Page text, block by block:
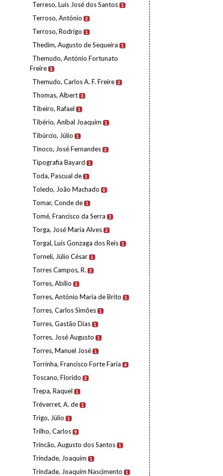
Terreso, Luís José dos Santos 1
Terroso, António 2
Terroso, Rodrigo 1
Thedim, Augusto de Sequeira 1
Themudo, António Fortunato
Freire 3
Themudo, Carlos A. F. Freire 2
Thomas, Albert 3
Tibeiro, Rafael 1
Tibério, Aníbal Joaquim 1
Tibúrcio, Júlio 1
Tinoco, José Fernandes 2
Tipografia Bayard 1
Toda, Pascual de 1
Toledo, João Machado 6
Tomar, Conde de 1
Tomé, Francisco da Serra 2
Torga, José Maria Alves 2
Torgal, Luís Gonzaga dos Reis 1
Torneli, Júlio César 1
Torres Campos, R. 2
Torres, Abílio 2
Torres, António Maria de Brito 1
Torres, Carlos Simões 1
Torres, Gastão Dias 1
Torres, José Augusto 1
Torres, Manuel José 1
Torrinha, Francisco Forte Faria 4
Toscano, Florido 2
Trepa, Raquel 1
Tréverret, A. de 1
Trigo, Júlio 1
Trilho, Carlos 9
Trincão, Augusto dos Santos 1
Trindade, Joaquim 1
Trindade, Joaquim Nascimento 1